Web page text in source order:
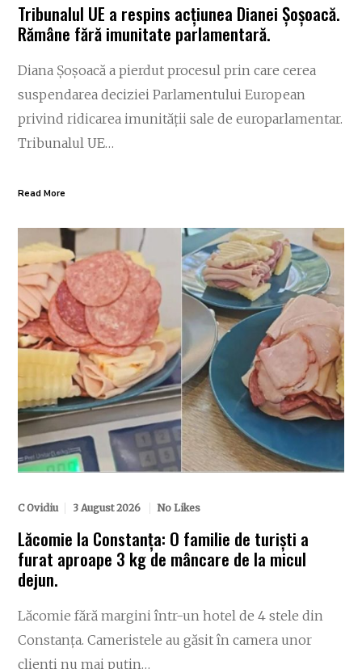
Tribunalul UE a respins acțiunea Dianei Șoșoacă.
Rămâne fără imunitate parlamentară.
Diana Șoșoacă a pierdut procesul prin care cerea
suspendarea deciziei Parlamentului European
privind ridicarea imunității sale de europarlamentar.
Tribunalul UE…
Read More
C Ovidiu 3 August 2026 No Likes
Lăcomie la Constanța: O familie de turiști a
furat aproape 3 kg de mâncare de la micul
dejun.
Lăcomie fără margini într-un hotel de 4 stele din
Constanța. Cameristele au găsit în camera unor
clienți nu mai puțin…